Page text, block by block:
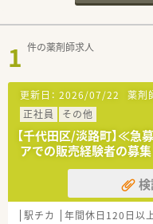
1 件の薬剤師求人
更新日： 2026/07/22 薬剤
正社員
その他
【千代田区/淡路町】≪急
アでの販売経験者の募集
駅チカ 年間休日120日以